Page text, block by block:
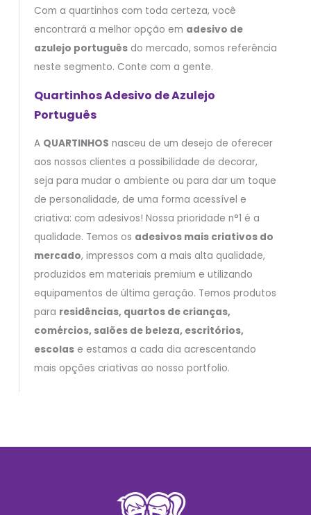
Com a quartinhos com toda certeza, você
encontrará a melhor opção em adesivo de
azulejo portuguêsdo mercado, somos referência
neste segmento. Conte com a gente.
Quartinhos Adesivo de Azulejo
Português
A QUARTINHOS nasceu de um desejo de oferecer
aos nossos clientes a possibilidade de decorar,
seja para mudar o ambiente ou para dar um toque
de personalidade, de uma forma acessível e
criativa: com adesivos! Nossa prioridade n°1 é a
qualidade. Temos os adesivos mais criativos do
mercado, impressos com a mais alta qualidade,
produzidos em materiais premium e utilizando
equipamentos de última geração. Temos produtos
para residências, quartos de crianças,
comércios, salões de beleza, escritórios,
escolase estamos a cada dia acrescentando
mais opções criativas ao nosso portfolio.